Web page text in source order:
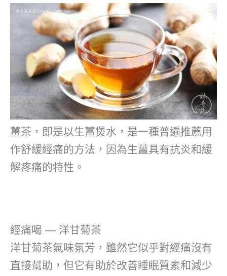
薑茶，即是以生薑煲水，是一種普遍推薦用
作舒緩經痛的方法，因為生薑具有抗炎和緩
解疼痛的特性。
經痛喝 — 洋甘菊茶
洋甘菊茶氣味氛芳，雖然它似乎對經痛沒有
直接幫助，但它有助於改善睡眠質素和減少